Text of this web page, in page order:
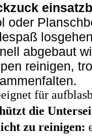
oder
abgebaut
reinigen,
für
die
zu reinigen: